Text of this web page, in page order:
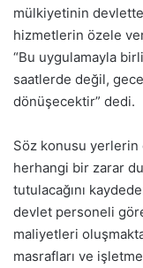
mülkiyetinin devlette
hizmetlerin özele
“Bu uygulamayla
saatlerde değil,
dönüşecektir” dedi.
Söz konusu
herhangi bir zarar
tutulacağını
devlet personeli
maliyetleri
masrafları ve